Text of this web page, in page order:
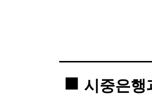
시중은행